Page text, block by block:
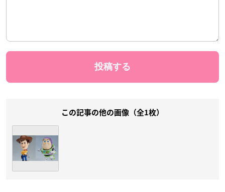
この記事の他の画像（全1枚）